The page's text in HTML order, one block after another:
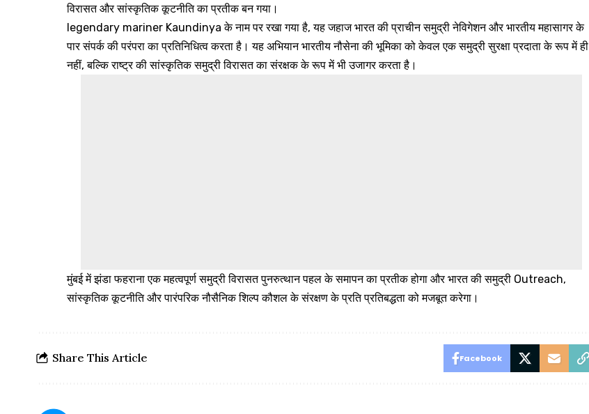
विरासत और सांस्कृतिक कूटनीति का प्रतीक बन गया।
legendary mariner Kaundinya के नाम पर रखा गया है, यह जहाज भारत की प्राचीन समुद्री नेविगेशन और भारतीय महासागर के
पार संपर्क की परंपरा का प्रतिनिधित्व करता है। यह अभियान भारतीय नौसेना की भूमिका को केवल एक समुद्री सुरक्षा प्रदाता के रूप में ही
नहीं, बल्कि राष्ट्र की सांस्कृतिक समुद्री विरासत का संरक्षक के रूप में भी उजागर करता है।
मुंबई में झंडा फहराना एक महत्वपूर्ण समुद्री विरासत पुनरुत्थान पहल के समापन का प्रतीक होगा और भारत की समुद्री Outreach,
सांस्कृतिक कूटनीति और पारंपरिक नौसैनिक शिल्प कौशल के संरक्षण के प्रति प्रतिबद्धता को मजबूत करेगा।
Share This Article Facebook